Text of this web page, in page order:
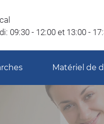
09:30 - 12:00 et 13:00 -
Matériel de